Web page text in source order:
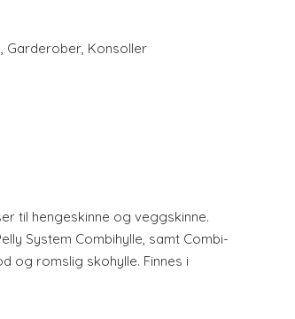
, Garderober, Konsoller
til hengeskinne og veggskinne.
System Combihylle, samt Combi-
og romslig skohylle. Finnes i